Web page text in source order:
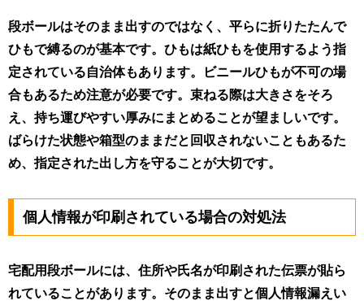
段ボールはそのまま出すのではなく、平らに折りたたんで
ひもで縛るのが基本です。ひもは紙ひもを使用するよう指
定されている自治体もあります。ビニールひもが不可の場
合もあるため注意が必要です。束ねる際は大きさをそろ
え、持ち運びやすい厚みにまとめることが望ましいです。
ばらけた状態や箱型のままだと回収されないこともあるた
め、指定された出し方を守ることが大切です。
個人情報が印刷されている場合の対処法
宅配用段ボールには、住所や氏名が印刷された伝票が貼ら
れていることがあります。そのまま出すと個人情報漏えい